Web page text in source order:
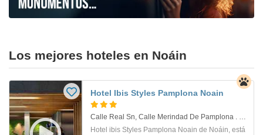
Los mejores hoteles en Noáin
Hotel Ibis Styles Pamplona Noain
Calle Real Sn, Calle Merindad De Pamplona . Noain
Hotel ibis Styles Pamplona Noain de Noáin, está